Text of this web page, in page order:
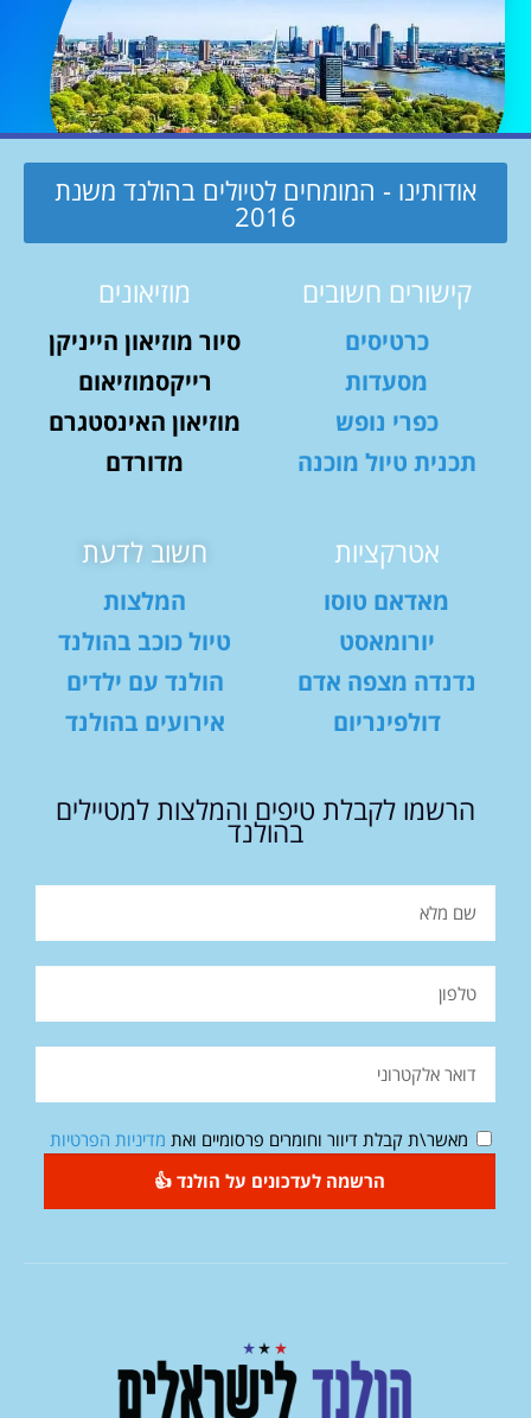
אודותינו - המומחים לטיולים בהולנד משנת
2016
קישורים חשובים
כרטיסים
מסעדות
כפרי נופש
תכנית טיול מוכנה
מוזיאונים
סיור מוזיאון הייניקן
רייקסמוזיאום
מוזיאון האינסטגרם
מדורדם
אטרקציות
מאדאם טוסו
יורומאסט
נדנדה מצפה אדם
דולפינריום
חשוב לדעת
המלצות
טיול כוכב בהולנד
הולנד עם ילדים
אירועים בהולנד
הרשמו לקבלת טיפים והמלצות למטיילים
בהולנד
מאשר\ת קבלת דיוור וחומרים פרסומיים ואת מדיניות הפרטיות
הרשמה לעדכונים על הולנד 👍